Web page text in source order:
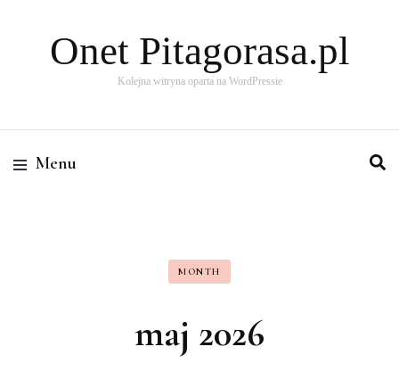
Onet Pitagorasa.pl
Kolejna witryna oparta na WordPressie
Menu
MONTH
maj 2026